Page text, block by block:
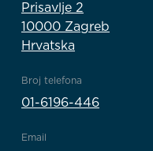
Prisavlje 2
10000 Zagreb
Hrvatska
Broj telefona
01-6196-446
Email